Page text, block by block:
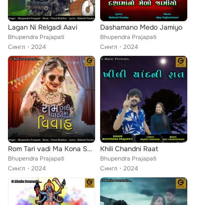
Lagan Ni Relgadi Aavi
Bhupendra Prajapati
Сингл
2024
Dashamano Medo Jamiyo
Bhupendra Prajapati
Сингл
2024
Rom Tari vadi Ma Kona Se Vivah
Bhupendra Prajapati
Сингл
2024
Khili Chandni Raat
Bhupendra Prajapati
Сингл
2024